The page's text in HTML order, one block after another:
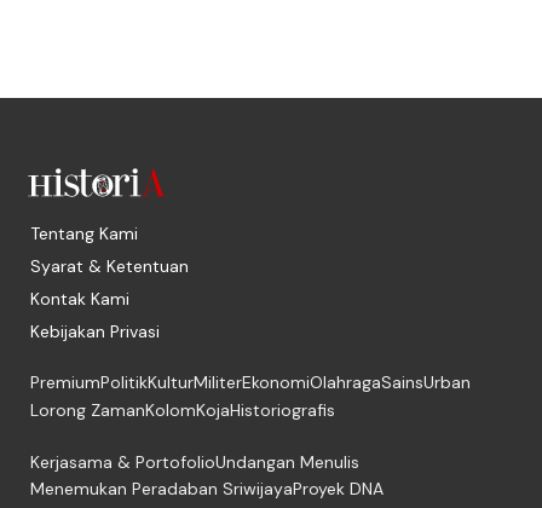
Tentang Kami
Syarat & Ketentuan
Kontak Kami
Kebijakan Privasi
PremiumPolitikKulturMiliterEkonomiOlahragaSainsUrban
Lorong ZamanKolomKojaHistoriografis
Kerjasama & PortofolioUndangan Menulis
Menemukan Peradaban SriwijayaProyek DNA